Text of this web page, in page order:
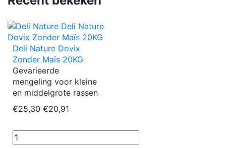
Deli Nature Dovix
Zonder Maïs 20KG
Gevarieerde
mengeling voor kleine
en middelgrote rassen
€25,30 €20,91